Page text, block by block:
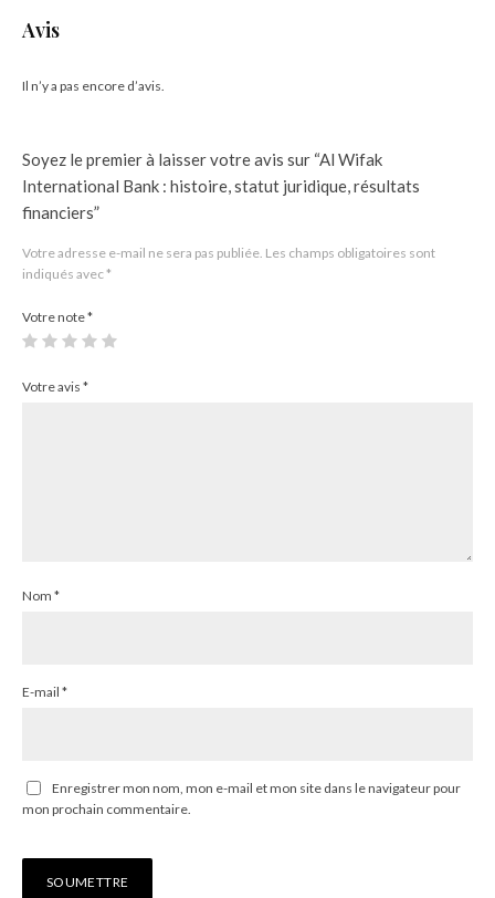
Avis
Il n’y a pas encore d’avis.
Soyez le premier à laisser votre avis sur “Al Wifak
International Bank : histoire, statut juridique, résultats
financiers”
Votre adresse e-mail ne sera pas publiée. Les champs obligatoires sont
indiqués avec*
Votre note*
Votre avis *
Nom *
E-mail *
Enregistrer mon nom, mon e-mail et mon site dans le navigateur pour
mon prochain commentaire.